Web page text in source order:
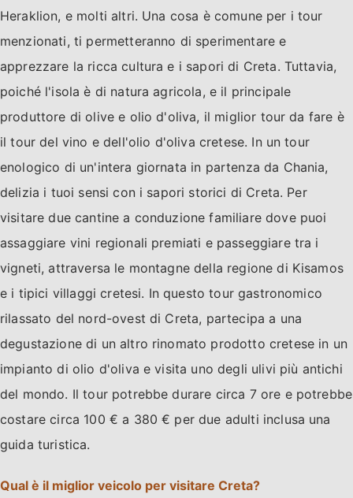
Heraklion, e molti altri. Una cosa è comune per i tour
menzionati, ti permetteranno di sperimentare e
apprezzare la ricca cultura e i sapori di Creta. Tuttavia,
poiché l'isola è di natura agricola, e il principale
produttore di olive e olio d'oliva, il miglior tour da fare è
il tour del vino e dell'olio d'oliva cretese. In un tour
enologico di un'intera giornata in partenza da Chania,
delizia i tuoi sensi con i sapori storici di Creta. Per
visitare due cantine a conduzione familiare dove puoi
assaggiare vini regionali premiati e passeggiare tra i
vigneti, attraversa le montagne della regione di Kisamos
e i tipici villaggi cretesi. In questo tour gastronomico
rilassato del nord-ovest di Creta, partecipa a una
degustazione di un altro rinomato prodotto cretese in un
impianto di olio d'oliva e visita uno degli ulivi più antichi
del mondo. Il tour potrebbe durare circa 7 ore e potrebbe
costare circa 100 € a 380 € per due adulti inclusa una
guida turistica.
Qual è il miglior veicolo per visitare Creta?